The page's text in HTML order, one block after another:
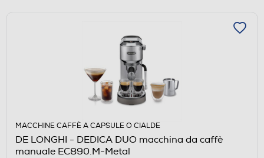
MACCHINE CAFFÈ A CAPSULE O CIALDE
DE LONGHI - DEDICA DUO macchina da caffè
manuale EC890.M-Metal